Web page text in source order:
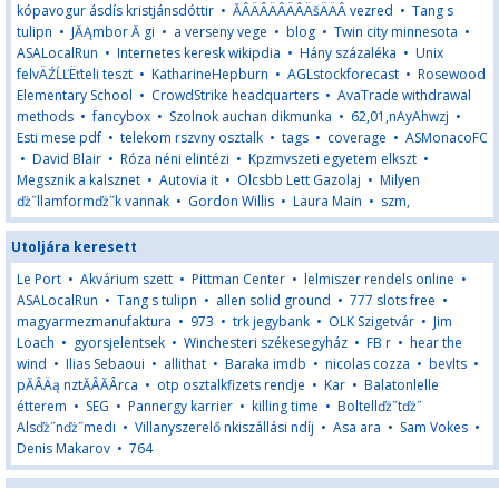
kópavogur ásdís kristjánsdóttir • ĂÂÄÂÄÂÄÂÄšÄÄÂ vezred • Tang s
tulipn • JĂĄmbor Ă gi • a verseny vege • blog • Twin city minnesota •
ASALocalRun • Internetes keresk wikipdia • Hány százaléka • Unix
felvÄŹĹĽËťteli teszt • KatharineHepburn • AGLstockforecast • Rosewood
Elementary School • CrowdStrike headquarters • AvaTrade withdrawal
methods •fancybox • Szolnok auchan dikmunka • 62,01,nAyAhwzj •
Esti mese pdf • telekom rszvny osztalk • tags • coverage • ASMonacoFC
• David Blair • Róza néni elintézi • Kpzmvszeti egyetem elkszt •
Megsznik a kalsznet • Autovia it • Olcsbb Lett Gazolaj • Milyen
ďż˝llamformďż˝k vannak • Gordon Willis • Laura Main • szm,
Utoljára keresett
Le Port • Akvárium szett • Pittman Center • lelmiszer rendels online •
ASALocalRun • Tang s tulipn • allen solid ground • 777 slots free •
magyarmezmanufaktura • 973 • trk jegybank • OLK Szigetvár • Jim
Loach • gyorsjelentsek • Winchesteri székesegyház • FB r • hear the
wind • Ilias Sebaoui • allithat • Baraka imdb • nicolas cozza • bevlts •
pĂÂÄą nztĂÂĂÂrca • otp osztalkfizets rendje • Kar • Balatonlelle
étterem • SEG • Pannergy karrier • killing time • Boltellďż˝tďż˝
Alsďż˝nďż˝medi • Villanyszerelő nkiszállási ndíj • Asa ara • Sam Vokes •
Denis Makarov • 764